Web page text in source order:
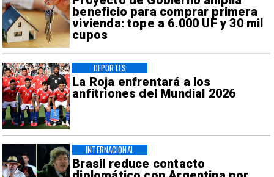
beneficio para comprar primera
vivienda: tope a 6.000 UF y 30 mil
cupos
La Roja enfrentará a los
anfitriones del Mundial 2026
DEPORTES
Brasil reduce contacto
INTERNACIONAL